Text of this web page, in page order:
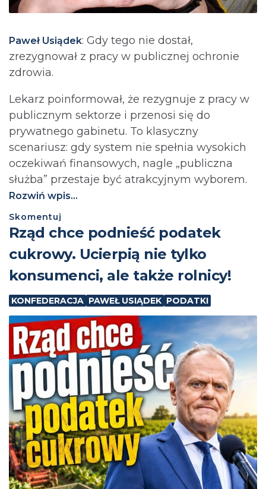
Paweł Usiądek: Gdy tego nie dostał,
zrezygnował z pracy w publicznej ochronie
zdrowia.
Lekarz poinformował, że rezygnuje z pracy w
publicznym sektorze i przenosi się do
prywatnego gabinetu. To klasyczny
scenariusz: gdy system nie spełnia wysokich
oczekiwań finansowych, nagle „publiczna
służba” przestaje być atrakcyjnym wyborem.
Rozwiń wpis...
Skomentuj
⁨Rząd chce podnieść podatek
cukrowy. Ucierpią nie tylko
konsumenci, ale także rolnicy!
KONFEDERACJA PAWEŁ USIĄDEK PODATKI